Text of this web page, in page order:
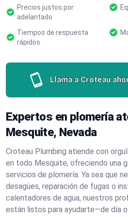
Precios justos por
adelantado
Tiempos de respuesta
rápidos
Llama a Croteau
Expertos en plomería
Mesquite, Nevada
Croteau Plumbing atiende con
en todo Mesquite, ofreciendo una
servicios de plomería. Ya sea que
desagües, reparación de fugas o
calentadores de agua, nuestros
están listos para ayudarte—de día